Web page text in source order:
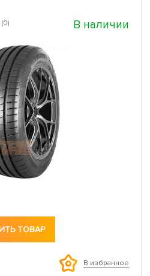
В наличии
ТОВАР
В избранное